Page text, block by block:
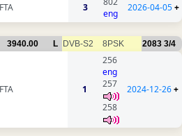
FTA 3
eng
2026-04-05+
3940.00 L DVB-S2 8PSK 2083 3/4
FTA 1
256
eng
257
258
2024-12-26+